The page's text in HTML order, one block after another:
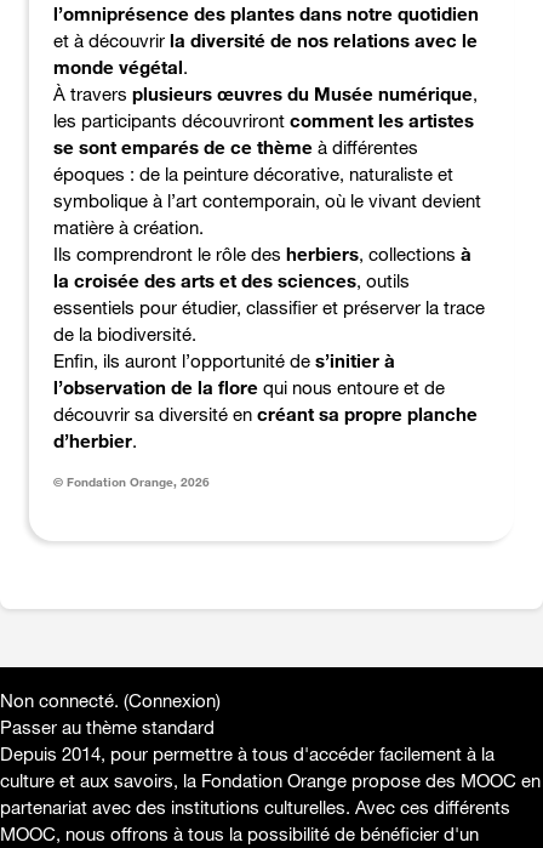
l’omniprésence des plantes dans notre quotidien
et à découvrir la diversité de nos relations avec le
monde végétal
À travers plusieurs œuvres du Musée numérique
les participants découvriront comment les artistes
se sont emparés de ce thème à différentes
époques : de la peinture décorative, naturaliste et
symbolique à l’art contemporain, où le vivant devient
matière à création.
Ils comprendront le rôle des herbiers , collections à
la croisée des arts et des sciences , outils
essentiels pour étudier, classifier et préserver la trace
de la biodiversité.
Enfin, ils auront l’opportunité de s’initier à
l’observation de la flore qui nous entoure et de
découvrir sa diversité en créant sa propre planche
d’herbier
© Fondation Orange, 2026
Non connecté. (Connexion)
Passer au thème standard
Depuis 2014, pour permettre à tous d'accéder facilement à la
culture et aux savoirs, la Fondation Orange propose des MOOC en
partenariat avec des institutions culturelles. Avec ces différents
MOOC, nous offrons à tous la possibilité de bénéficier d'un